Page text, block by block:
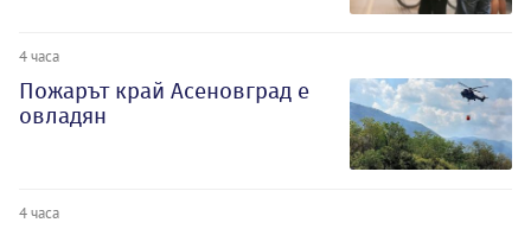
4 часа
Пожарът край Асеновград е
овладян
4 часа